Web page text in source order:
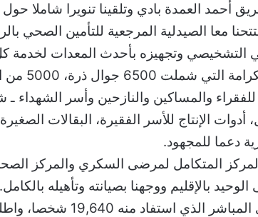
أحمد العمدة بادي وتلقينا تنويرا شاملا
معا الصيدلية المرجعية للتأمين الصحي
التشخيصي وتجهيزه بأحدث المعدات لخدمة
ودشنا نفرة
للفقراء والمساكين والنازحين وأسر الشهداء
الإنتاج للأسر الفقيرة، البقالات
دعما للمجهود.
المركز المتكامل لمرضى السكري والمركز
بالإقليم ووجهنا بصيانته وتأهيله بالكامل.